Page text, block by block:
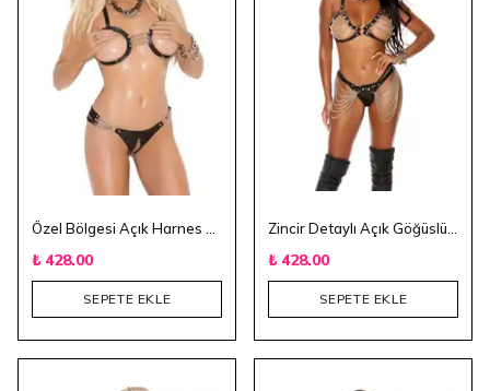
₺ 428.00
SEPETE EKLE
₺ 428.00
SEPETE EKLE